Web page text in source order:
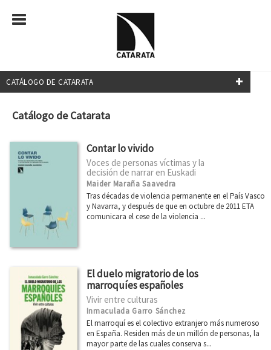
CATÁLOGO DE CATARATA
NUESTRAS COLECCIONES
Transiciones
Investigación y Debate
¿Qué sabemos de?
Transiciones
Breves historias de países de América
Primero de Mayo
Arquitecturas
Ciudad 2030
Catálogo de Catarata
Contar lo vivido
Voces de personas víctimas y la
decisión de narrar en Euskadi
Maider Maraña Saavedra
Tras décadas de violencia permanente en el País Vasco
y Navarra, y después de que en octubre de 2011 ETA
comunicara el cese de la violencia ...
El duelo migratorio de los
marroquíes españoles
Vivir entre culturas
Inmaculada Garro Sánchez
El marroquí es el colectivo extranjero más numeroso
en España. Residen más de un millón de personas, la
mayor parte de las cuales conserva s...